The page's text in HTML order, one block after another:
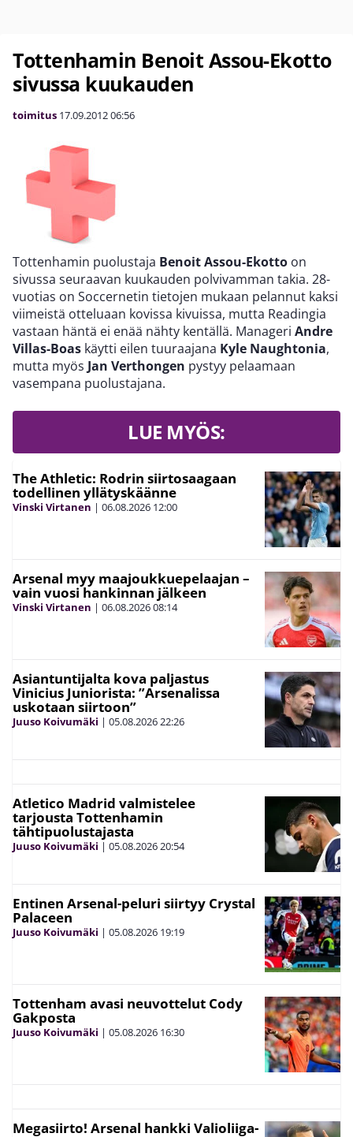
Tottenhamin Benoit Assou-Ekotto
sivussa kuukauden
toimitus 17.09.201206:56
Tottenhamin puolustaja Benoit Assou-Ekotto on
sivussa seuraavan kuukauden polvivamman takia. 28-
vuotias on Soccernetin tietojen mukaan pelannut kaksi
viimeistä otteluaan kovissa kivuissa, mutta Readingia
vastaan häntä ei enää nähty kentällä. Manageri Andre
Villas-Boas käytti eilen tuuraajana Kyle Naughtonia,
mutta myös Jan Verthongen pystyy pelaamaan
vasempana puolustajana.
LUE MYÖS:
The Athletic: Rodrin siirtosaagaan
todellinen yllätyskäänne
Vinski Virtanen | 06.08.2026 12:00
Arsenal myy maajoukkuepelaajan –
vain vuosi hankinnan jälkeen
Vinski Virtanen | 06.08.202608:14
Asiantuntijalta kova paljastus
Vinicius Juniorista: ”Arsenalissa
uskotaan siirtoon”
Juuso Koivumäki | 05.08.202622:26
Atletico Madrid valmistelee
tarjousta Tottenhamin
tähtipuolustajasta
Juuso Koivumäki | 05.08.202620:54
Entinen Arsenal-peluri siirtyy Crystal
Palaceen
Juuso Koivumäki | 05.08.2026 19:19
Tottenham avasi neuvottelut Cody
Gakposta
Juuso Koivumäki | 05.08.2026 16:30
Megasiirto! Arsenal hankki Valioliiga-